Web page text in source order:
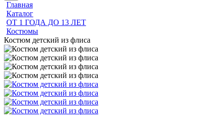
Главная
Каталог
ОТ 1 ГОДА ДО 13 ЛЕТ
Костюмы
Костюм детский из флиса